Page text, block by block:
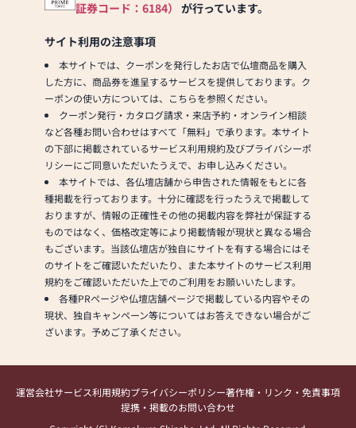
証券コード：6184） が行っています。
サイト利用の注意事項
本サイトでは、クーポンを発行したお店で仏壇商品を購入
した方に、商品券を進呈するサービスを提供しております。ク
ーポンの使い方については、こちらを参照ください。
クーポン発行・カタログ請求・来店予約・オンライン相談
など各種お問い合わせはすべて「無料」で承ります。本サイト
の下部に掲載されているサービス利用規約及びプライバシーポ
リシーにご同意いただいたうえで、お申し込みください。
本サイトでは、各仏壇店舗から申告された情報をもとに各
種掲載を行っております。十分に確認を行ったうえで掲載して
おりますが、情報の正確性その他の掲載内容を弊社が保証する
ものではなく、価格改定等により掲載情報が現状と異なる場合
もございます。当該仏壇店が独自にサイトを有する場合にはそ
のサイトをご確認いただいたり、また本サイトのサービス利用
規約をご確認いただいた上でのご利用をお願いいたします。
各種PRページや仏壇店舗ページで掲載している内容やその
現状、独自キャンペーン等についてはお答えできない場合がご
ざいます。予めご了承ください。
運営会社サービス利用規約プライバシーポリシー著作権・リンク・免責事項
提携・掲載のお問い合わせ